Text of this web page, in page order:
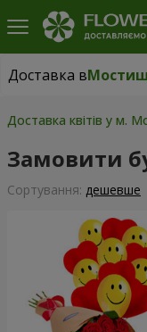
Доставка в
Доставка в
Доставка квітів у м.
Замовити
Сортування: дешевше